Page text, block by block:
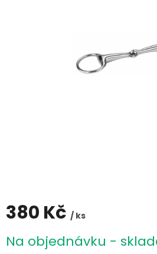
380 Kč / ks
cena:
Na objednávku -